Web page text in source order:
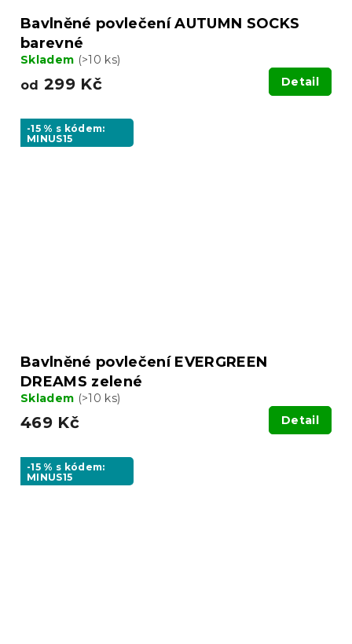
Bavlněné povlečení AUTUMN SOCKS
barevné
Skladem (>10 ks)
od 299 Kč Detail
-15 % s kódem:
MINUS15
Bavlněné povlečení EVERGREEN
DREAMS zelené
Skladem (>10 ks)
469 Kč Detail
-15 % s kódem:
MINUS15